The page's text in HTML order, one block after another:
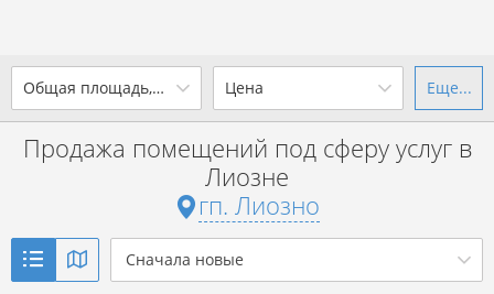
Общая площадь, м
от до
Показать 1 объявление
Цена
от до
р. за м
Еще...
Продажа помещений под сферу услуг в
Лиозне
гп. Лиозно
Сначала новые
Ваш город -гп. Лиозно?
Выбрать город